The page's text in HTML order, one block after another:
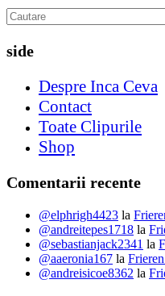
side
Despre Inca Ceva
Contact
Toate Clipurile
Shop
Comentarii recente
@elphrigh4423 la
@andreitepes1718 la
@sebastianjack2341 la
@aaeronia167 la
@andreisicoe8362 la